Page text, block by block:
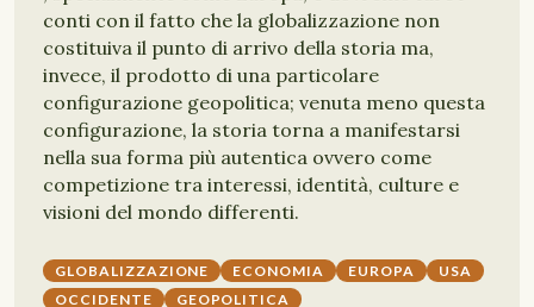
conti con il fatto che la globalizzazione non
costituiva il punto di arrivo della storia ma,
invece, il prodotto di una particolare
configurazione geopolitica; venuta meno questa
configurazione, la storia torna a manifestarsi
nella sua forma più autentica ovvero come
competizione tra interessi, identità, culture e
visioni del mondo differenti.
GLOBALIZZAZIONE ECONOMIA EUROPA
USA
OCCIDENTE
GEOPOLITICA